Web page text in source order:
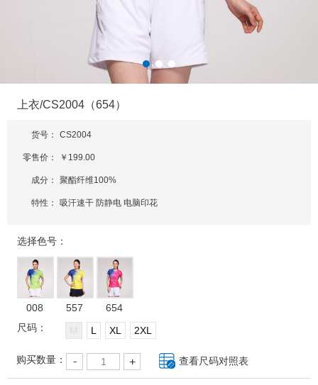
上衣/CS2004（654）
货号： CS2004
零售价： ￥199.00
成分： 聚酯纤维100%
特性： 吸汗速干 防静电 电脑印花
选择色号：
008 557
654
尺码：
L XL 2XL
购买数量： 查看尺码对照表